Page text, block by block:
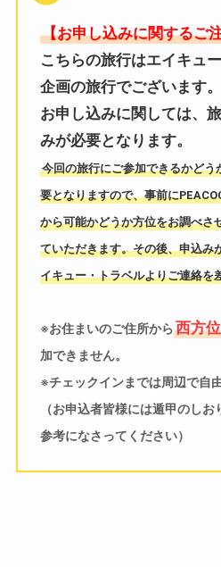
【お申し込みに関するご
こちらの旅行はエイキュ
企画の旅行でございます。
お申し込みに関しては、
みが必要となります。
今回の旅行にご参加できるかど
要となりますので、事前に
から可能かどうか方位をお調べさ
ていただきます。その後、申込み
イキュー・トラベルよりご連絡を
※お住まいのご住所から西方位
加できません。
※チェックインまでは周辺で自
（お申込者皆様には遁甲のしお
参考になさってください）